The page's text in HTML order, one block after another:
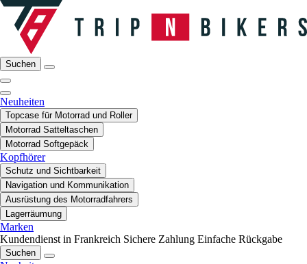
Suchen
Neuheiten
Topcase für Motorrad und Roller
Motorrad Satteltaschen
Motorrad Softgepäck
Kopfhörer
Schutz und Sichtbarkeit
Navigation und Kommunikation
Ausrüstung des Motorradfahrers
Lagerräumung
Marken
Kundendienst in Frankreich Sichere Zahlung Einfache Rückgabe
Suchen